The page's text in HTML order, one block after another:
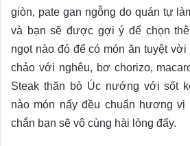
giòn, pate gan ngỗng do quán tự
và bạn sẽ được gợi ý để chọn
ngọt nào đó để có món ăn tuyệt
chảo với nghêu, bơ chorizo,
Steak thăn bò Úc nướng với sốt
nào món nấy đều chuẩn hương vị
chắn bạn sẽ vô cùng hài lòng đấy.